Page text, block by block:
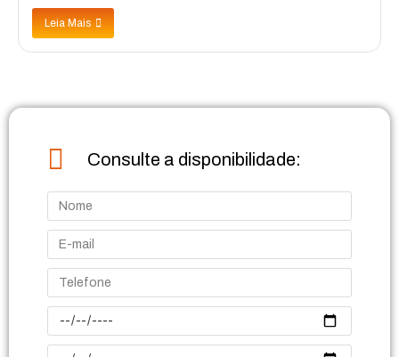
Leia Mais
Consulte a disponibilidade: